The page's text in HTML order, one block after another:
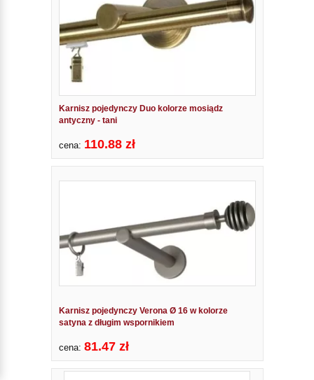
Karnisz pojedynczy Duo kolorze mosiądz
antyczny - tani
cena: 110.88 zł
Karnisz pojedynczy Verona Ø 16 w kolorze
satyna z długim wspornikiem
cena: 81.47 zł